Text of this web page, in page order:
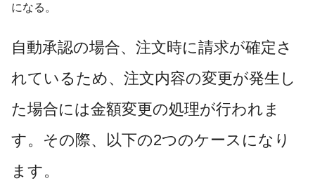
になる。
自動承認の場合、注文時に請求が確定さ
れているため、注文内容の変更が発生し
た場合には金額変更の処理が行われま
す。その際、以下の2つのケースになり
ます。